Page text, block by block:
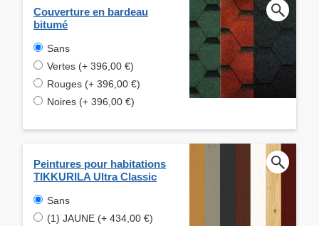
Couverture en bardeau
bitumé
Sans
Vertes (+ 396,00 €)
Rouges (+ 396,00 €)
Noires (+ 396,00 €)
Peintures pour habitations
TIKKURILA Ultra Classic
Sans
(1) JAUNE (+ 434,00 €)